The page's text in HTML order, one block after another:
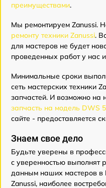
преимуществами.
Мы ремонтируем Zanussi.
ремонту техники Zanussi.
для мастеров не будет
проведенных работ у нас
Минимальные сроки
сеть мастерских техники
запчастей. И возможно на
запчасть на модель DWS
сайте - предоставляется
Знаем свое дело
Будьте уверены в
с уверенностью выполнят
данным наших мастеров в
Zanussi, наиболее